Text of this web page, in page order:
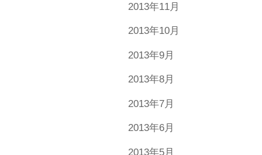
2013年11月
2013年10月
2013年9月
2013年8月
2013年7月
2013年6月
2013年5月